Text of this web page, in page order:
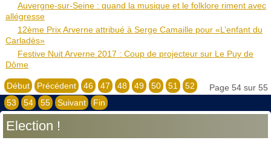
Auvergne-sur-Seine : quand la musique et le folklore riment avec
allégresse
12ème Prix Arverne attribué à Serge Camaille pour «L’enfant du
Carladès»
Festive Nuit Arverne 2017 : Coup de projecteur sur Le Puy de
Dôme
Page 54 sur 55
Début Précédent 46 47 48 49 50 51
52
53
54 55 Suivant Fin
Election !